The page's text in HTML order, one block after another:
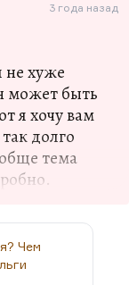
мало этого в
мы с Юлией
Но
я мог бы
к
«Шаги
3 года назад
хуже
может быть
я хочу вам
долго
тема
сказала
много
пишет:
Чем